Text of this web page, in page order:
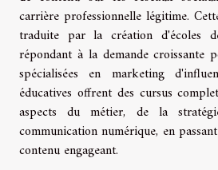
carrière professionnelle légitime.
traduite par la création d'écoles
répondant à la demande croissante
spécialisées en marketing
éducatives offrent des cursus
aspects du métier, de la
communication numérique, en
contenu engageant.